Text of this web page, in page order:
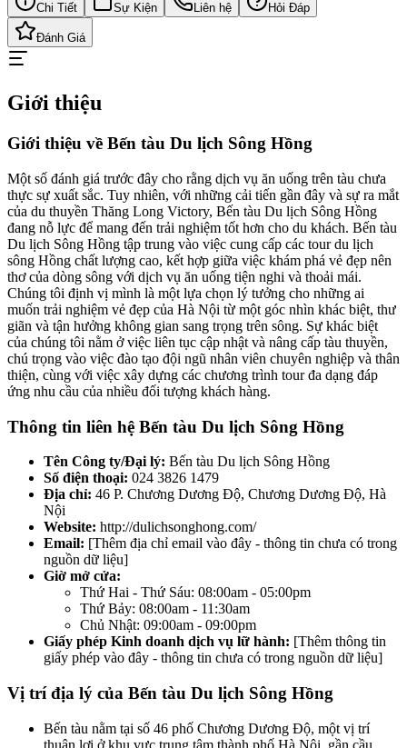
Chi Tiết Sự Kiện Liên hệ Hỏi Đáp
Đánh Giá
Giới thiệu
Giới thiệu về Bến tàu Du lịch Sông Hồng
Một số đánh giá trước đây cho rằng dịch vụ ăn uống trên tàu chưa
thực sự xuất sắc. Tuy nhiên, với những cải tiến gần đây và sự ra mắt
của du thuyền Thăng Long Victory, Bến tàu Du lịch Sông Hồng
đang nỗ lực để mang đến trải nghiệm tốt hơn cho du khách. Bến tàu
Du lịch Sông Hồng tập trung vào việc cung cấp các tour du lịch
sông Hồng chất lượng cao, kết hợp giữa việc khám phá vẻ đẹp nên
thơ của dòng sông với dịch vụ ăn uống tiện nghi và thoải mái.
Chúng tôi định vị mình là một lựa chọn lý tưởng cho những ai
muốn trải nghiệm vẻ đẹp của Hà Nội từ một góc nhìn khác biệt, thư
giãn và tận hưởng không gian sang trọng trên sông. Sự khác biệt
của chúng tôi nằm ở việc liên tục cập nhật và nâng cấp tàu thuyền,
chú trọng vào việc đào tạo đội ngũ nhân viên chuyên nghiệp và thân
thiện, cùng với việc xây dựng các chương trình tour đa dạng đáp
ứng nhu cầu của nhiều đối tượng khách hàng.
Thông tin liên hệ Bến tàu Du lịch Sông Hồng
Tên Công ty/Đại lý: Bến tàu Du lịch Sông Hồng
Số điện thoại: 024 3826 1479
Địa chỉ: 46 P. Chương Dương Độ, Chương Dương Độ, Hà
Nội
Website: http://dulichsonghong.com/
Email: [Thêm địa chỉ email vào đây - thông tin chưa có trong
nguồn dữ liệu]
Giờ mở cửa:
Thứ Hai - Thứ Sáu: 08:00am - 05:00pm
Thứ Bảy: 08:00am - 11:30am
Chủ Nhật: 09:00am - 09:00pm
Giấy phép Kinh doanh dịch vụ lữ hành: [Thêm thông tin
giấy phép vào đây - thông tin chưa có trong nguồn dữ liệu]
Vị trí địa lý của Bến tàu Du lịch Sông Hồng
Bến tàu nằm tại số 46 phố Chương Dương Độ, một vị trí
thuận lợi ở khu vực trung tâm thành phố Hà Nội, gần cầu